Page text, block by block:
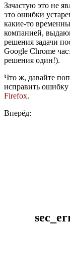
Зачастую это не
это ошибки
какие-то
компанией,
решения задачи
Google Chrome
решения один!).
Что ж, давайте
исправить ошибку
Firefox.
Вперёд: